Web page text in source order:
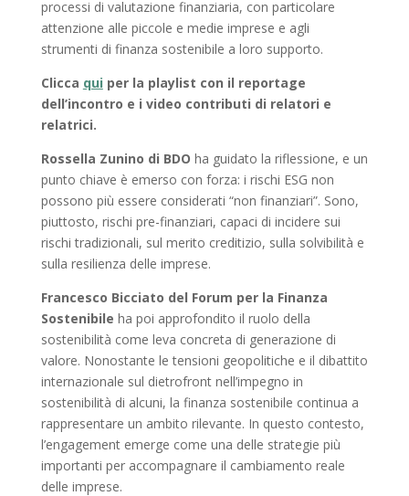
processi di valutazione finanziaria, con particolare
attenzione alle piccole e medie imprese e agli
strumenti di finanza sostenibile a loro supporto.
Clicca qui per la playlist con il reportage
dell’incontro e i video contributi di relatori e
relatrici.
Rossella Zunino di BDO ha guidato la riflessione, e un
punto chiave è emerso con forza: i rischi ESG non
possono più essere considerati “non finanziari”. Sono,
piuttosto, rischi pre-finanziari, capaci di incidere sui
rischi tradizionali, sul merito creditizio, sulla solvibilità e
sulla resilienza delle imprese.
Francesco Bicciato del Forum per la Finanza
Sostenibile ha poi approfondito il ruolo della
sostenibilità come leva concreta di generazione di
valore. Nonostante le tensioni geopolitiche e il dibattito
internazionale sul dietrofront nell’impegno in
sostenibilità di alcuni, la finanza sostenibile continua a
rappresentare un ambito rilevante. In questo contesto,
l’engagement emerge come una delle strategie più
importanti per accompagnare il cambiamento reale
delle imprese.